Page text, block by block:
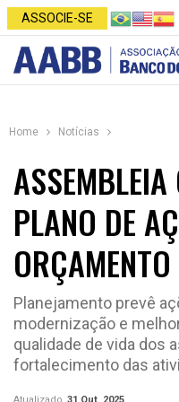
ASSOCIE-SE
Home Notícias
PLANO DE
Planejamento prevê
modernização e
qualidade de vida dos
fortalecimento das